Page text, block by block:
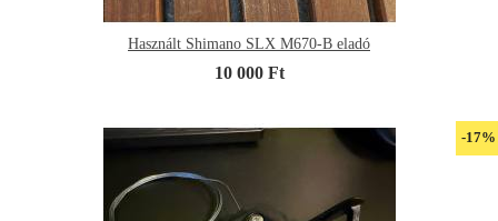
Használt Shimano SLX M670-B eladó
10 000 Ft
-17%